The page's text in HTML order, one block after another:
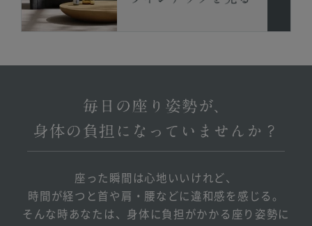
座った瞬間は心地いいけれど、
時間が経つと首や肩・腰などに違和感を感じる。
そんな時あなたは、身体に負担がかかる座り姿勢に